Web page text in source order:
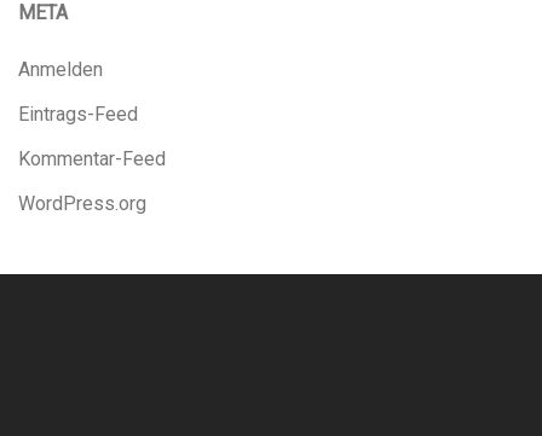
META
Anmelden
Eintrags-Feed
Kommentar-Feed
WordPress.org